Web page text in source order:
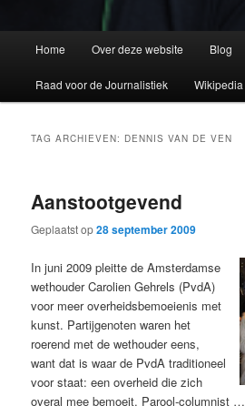
Home Over deze website Blog
Raad voor de Journalistiek Wikipedia
TAG ARCHIEVEN: DENNIS VAN DE VEN
Aanstootgevend
Geplaatst op28 september 2009
In juni 2009 pleitte de Amsterdamse
wethouder Carolien Gehrels (PvdA)
voor meer overheidsbemoeienis met
kunst. Partijgenoten waren het
roerend met de wethouder eens,
want dat is waar de PvdA traditioneel
voor staat: een overheid die zich
overal mee bemoeit. Parool-columnist …